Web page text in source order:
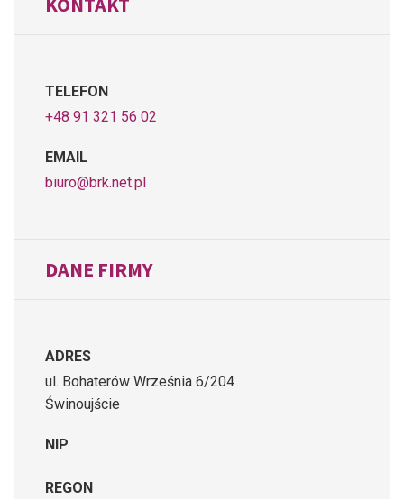
TELEFON
+48 91 321 56 02
EMAIL
biuro@brk.net.pl
DANE FIRMY
ADRES
ul. Bohaterów Września 6/204
Świnoujście
NIP
REGON